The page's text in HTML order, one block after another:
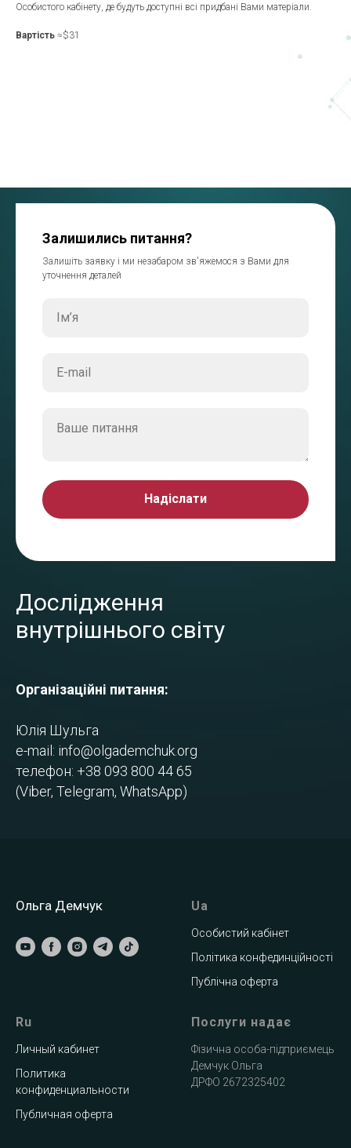
Особистого кабінету, де будуть доступні всі придбані Вами матеріали.
Вартість ≈$31
Залишились питання?
Залишіть заявку і ми незабаром зв'яжемося з Вами для
уточнення деталей
Надіслати
Дослідження
внутрішнього світу
Організаційні питання:
Юлія Шульга
e-mail: info@olgademchuk.org
телефон: +38 093 800 44 65
(Viber, Telegram, WhatsApp)
Ольга Демчук Ua
Особистий кабінет
Політика конфединційності
Публічна оферта
Ru
Личный кабинет
Политика
конфиденциальности
Публичная оферта
Послуги надає
Фізична особа-підприємець
Демчук Ольга
ДРФО 2672325402